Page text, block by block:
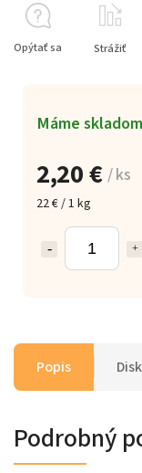
2,20 € / ks
22 € / 1 kg
Máme skladom
Opýtať sa Strážiť
Popis
Podrobný